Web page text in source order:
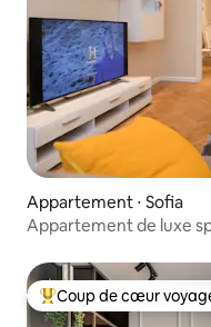
Appartement ⋅ Sofia
Appartement de luxe
Coups de cœur
Coup de cœur